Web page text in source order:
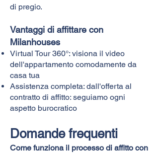
di pregio.
Vantaggi di affittare con
Milanhouses
Virtual Tour 360°: visiona il video
dell'appartamento comodamente da
casa tua
Assistenza completa: dall'offerta al
contratto di affitto: seguiamo ogni
aspetto burocratico
Domande frequenti
Come funziona il processo di affitto con